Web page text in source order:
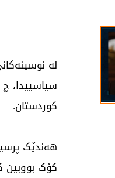
لە
سیاسییدا،
کوردستان.
هەندێک
کۆک بووبین